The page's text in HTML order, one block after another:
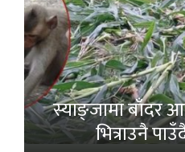
स्याङ्जामा बाँदर
भित्राउनै